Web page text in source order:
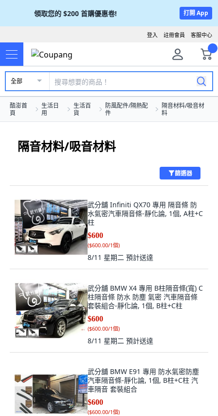
領取您的 $200 首購優惠卷! 打開 App
客服中心
註冊會員
登入
全部
酷澎首
頁
生活日
用
生活百
貨
防風配件/隔熱配
件
隔音材料/吸音材
料
隔音材料/吸音材料
篩選器
武分舖 Infiniti QX70 專用 隔音條 防
水氣密汽車隔音條-靜化論, 1個, A柱+C
柱
$600
($600.00/1個)
8/11 星期二 預計送達
武分舖 BMW X4 專用 B柱隔音條(寬) C
柱隔音條 防水 防塵 氣密 汽車隔音條
套裝組合-靜化論, 1個, B柱+C柱
$600
($600.00/1個)
8/11 星期二 預計送達
武分舖 BMW E91 專用 防水氣密防塵
汽車隔音條-靜化論, 1個, B柱+C柱 汽
車隔音 套裝組合
$600
($600.00/1個)